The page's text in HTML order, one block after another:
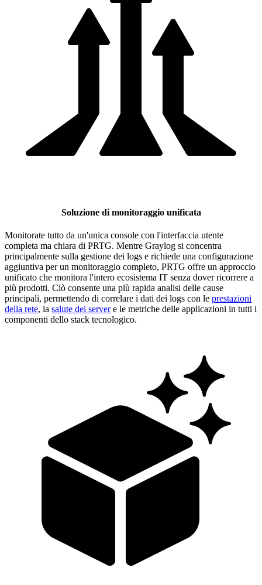
Soluzione di monitoraggio unificata
Monitorate tutto da un'unica console con l'interfaccia utente
completa ma chiara di PRTG. Mentre Graylog si concentra
principalmente sulla gestione dei logs e richiede una configurazione
aggiuntiva per un monitoraggio completo, PRTG offre un approccio
unificato che monitora l'intero ecosistema IT senza dover ricorrere a
più prodotti. Ciò consente una più rapida analisi delle cause
principali, permettendo di correlare i dati dei logs con le prestazioni
della rete, la salute dei servere le metriche delle applicazioni in tutti i
componenti dello stack tecnologico.